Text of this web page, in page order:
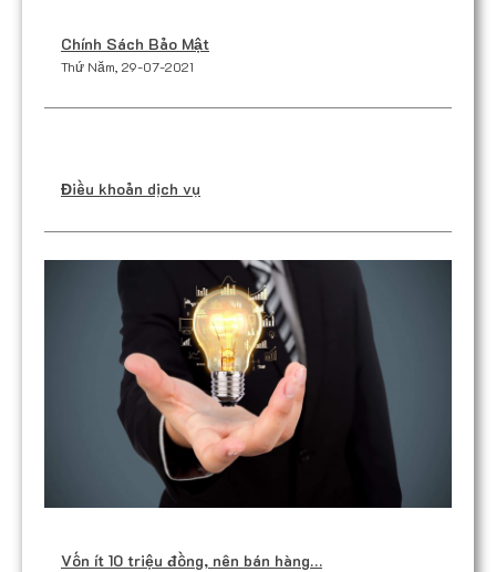
Chính Sách Bảo Mật
Thứ Năm, 29-07-2021
Điều khoản dịch vụ
Vốn ít 10 triệu đồng, nên bán hàng…